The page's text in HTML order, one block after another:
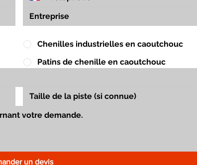
Chenilles industrielles en caoutchouc
Patins de chenille en caoutchouc
un devis